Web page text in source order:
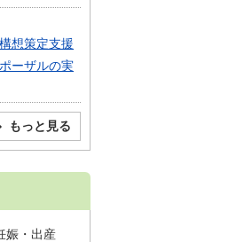
想策定支援
ーザルの実
もっと見る
娠・出産